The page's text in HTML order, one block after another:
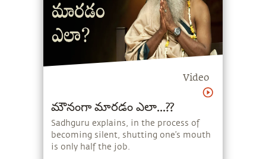
Video
మౌనంగా మారడం ఎలా...??
Sadhguru explains, in the process of
becoming silent, shutting one’s mouth
is only half the job.